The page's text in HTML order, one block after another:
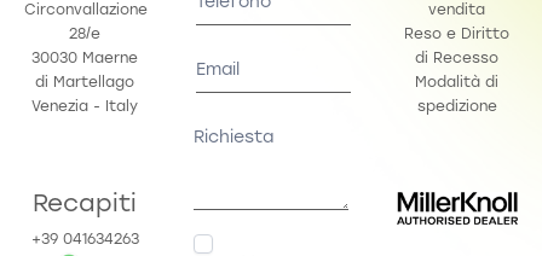
Circonvallazione
28/e
30030 Maerne
di Martellago
Venezia - Italy
Recapiti
+39 041634263
vendita
Reso e Diritto
di Recesso
Modalità di
spedizione